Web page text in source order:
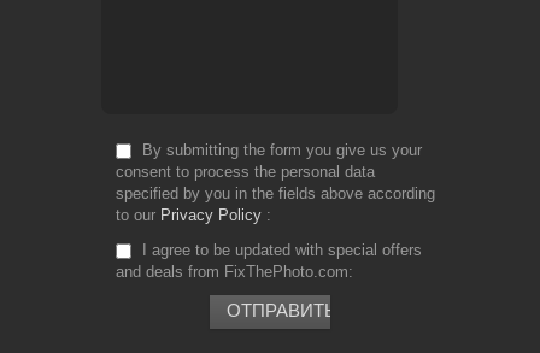
By submitting the form you give us your
consent to process the personal data
specified by you in the fields above according
to our Privacy Policy
I agree to be updated with special offers
and deals from FixThePhoto.com